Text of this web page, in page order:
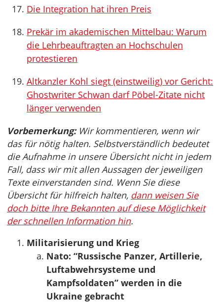
Die Integration hat ihren Preis
Prekär im akademischen Mittelbau: Warum
die Lehrbeauftragten an Hochschulen
protestieren
Altkanzler Kohl siegt (einstweilig) vor Gericht:
Ghostwriter Schwan darf Pöbel-Zitate nicht
länger verwenden
Vorbemerkung:Wir kommentieren, wenn wir
das für nötig halten. Selbstverständlich bedeutet
die Aufnahme in unsere Übersicht nicht in jedem
Fall, dass wir mit allen Aussagen der jeweiligen
Texte einverstanden sind. Wenn Sie diese
Übersicht für hilfreich halten, dann weisen Sie
doch bitte Ihre Bekannten auf diese Möglichkeit
der schnellen Information hin.
Militarisierung und Krieg
Nato: “Russische Panzer, Artillerie,
Luftabwehrsysteme und
Kampfsoldaten” werden in die
Ukraine gebracht